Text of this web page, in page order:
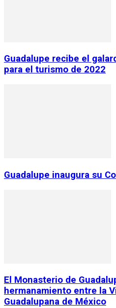
Guadalupe recibe el
para el turismo de 2022
Guadalupe inaugura su
El Monasterio de
hermanamiento entre la
Guadalupana de México